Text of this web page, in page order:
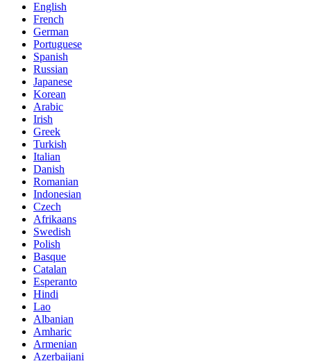
English
French
German
Portuguese
Spanish
Russian
Japanese
Korean
Arabic
Irish
Greek
Turkish
Italian
Danish
Romanian
Indonesian
Czech
Afrikaans
Swedish
Polish
Basque
Catalan
Esperanto
Hindi
Lao
Albanian
Amharic
Armenian
Azerbaijani